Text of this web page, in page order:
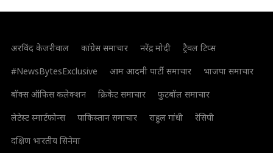
अरविंद केजरीवाल कांग्रेस समाचार नरेंद्र मोदी
ट्रैवल टिप्स
#NewsBytesExclusive
आम आदमी पार्टी समाचार
भाजपा समाचार
बॉक्स ऑफिस कलेक्शन
क्रिकेट समाचार
फुटबॉल समाचार
लेटेस्ट स्मार्टफोन्स
पाकिस्तान समाचार राहुल गांधी
रेसिपी
दक्षिण भारतीय सिनेमा